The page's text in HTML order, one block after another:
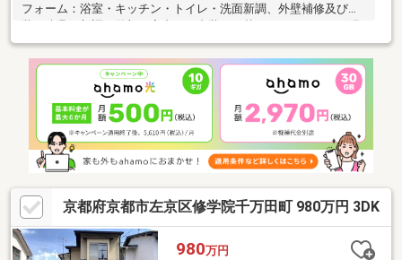
フォーム：浴室・キッチン・トイレ・洗面新調、外壁補修及び塗
替、床暖房の設置、植栽等■空家ですので鍵もございますのでい
つでもご内覧可能です。一度ごゆっくりご内覧下さい。０１２０
－０２１－３１３までお気軽にお問い合わせ下さい。■経験年数
10年以上の営業スタッフ在籍、宅地建物取引士・古民家鑑定士1
級等も取得しておりますのでご安心ください。
京都府京都市左京区修学院千万田町 980万円 3DK
980万円